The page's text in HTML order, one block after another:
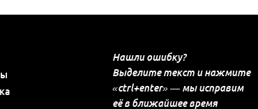
Нашли ошибку?
Выделите текст и нажмите
«ctrl+enter» — мы исправим
её в ближайшее время